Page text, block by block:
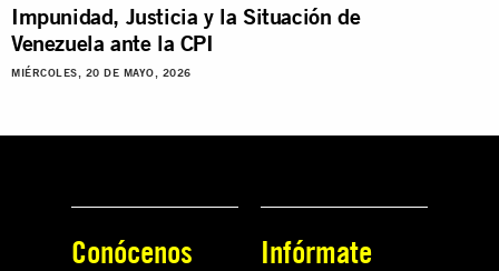
Impunidad, Justicia y la Situación de
Venezuela ante la CPI
MIÉRCOLES, 20 DE MAYO, 2026
Conócenos Infórmate